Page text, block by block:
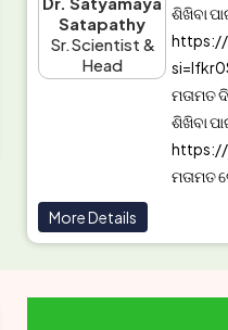
Satapathy
Sr.Scientist &
Head
ଶିଖିବା
https://
ମତାମତ
ଶିଖିବା
https://
ମତାମତ
More Details